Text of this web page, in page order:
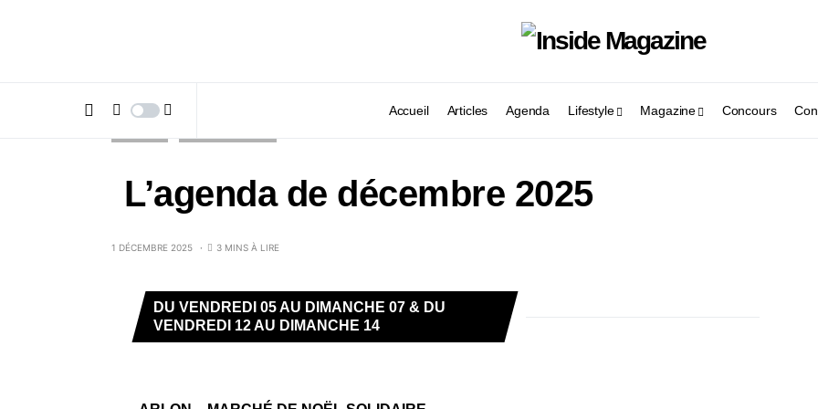
Accueil Articles Agenda Lifestyle Magazine Concours
L’agenda de décembre 2025
1 DÉCEMBRE 2025 3 MINS À LIRE
DU VENDREDI 05 AU DIMANCHE 07 & DU
VENDREDI 12 AU DIMANCHE 14